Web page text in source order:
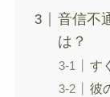
音信不
は？
す
彼